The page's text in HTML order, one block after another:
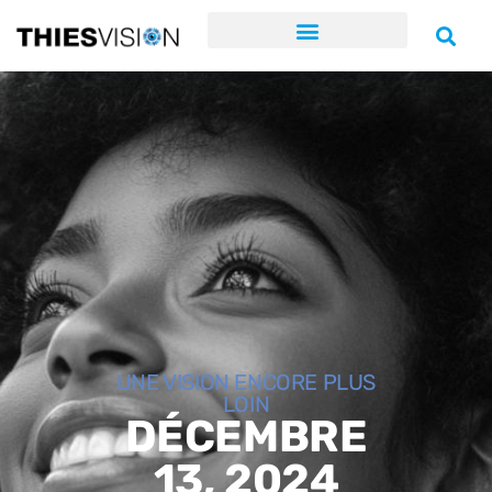
UNE VISION ENCORE PLUS
LOIN
DÉCEMBRE
13, 2024